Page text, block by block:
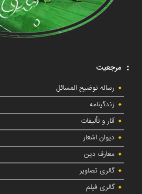
مرجعیت
رساله توضیح المسائل
زندگینامه
آثار و تألیفات
دیوان اشعار
معارف دین
گالری تصاویر
گالری فیلم